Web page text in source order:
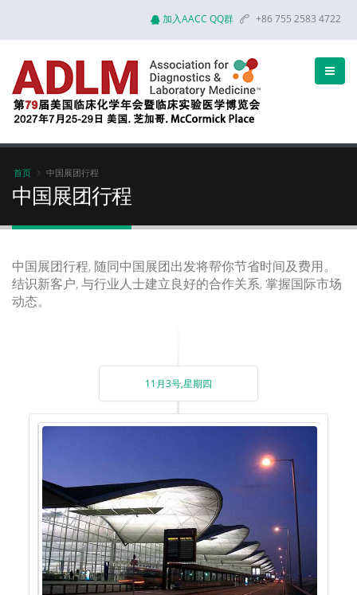
加入AACC QQ群 +86 755 2583 4722
首页 中国展团行程
中国展团行程
中国展团行程, 随同中国展团出发将帮你节省时间及费用。
结识新客户, 与行业人士建立良好的合作关系, 掌握国际市场
动态。
11月3号,星期四